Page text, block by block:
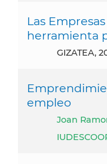
Las
herramienta
GIZATEA,
empleo
Joan